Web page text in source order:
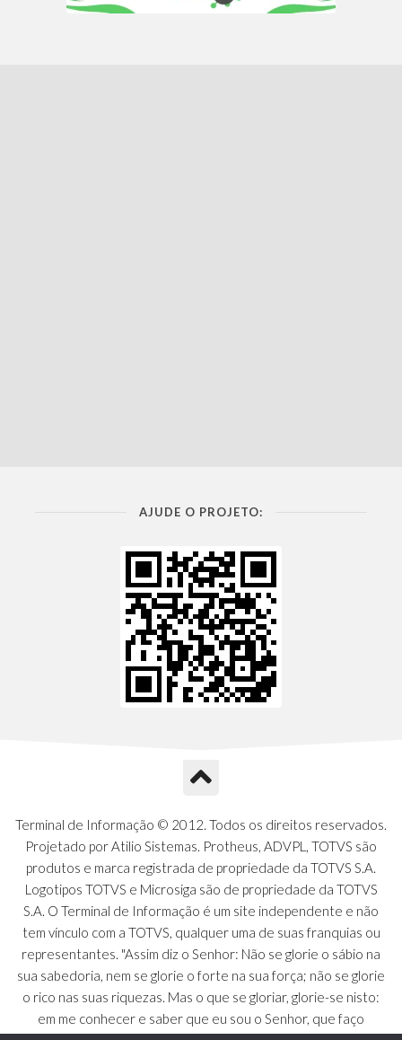
AJUDE O PROJETO:
Terminal de Informação © 2012. Todos os direitos reservados.
Projetado por Atilio Sistemas. Protheus, ADVPL, TOTVS são
produtos e marca registrada de propriedade da TOTVS S.A.
Logotipos TOTVS e Microsiga são de propriedade da TOTVS
S.A. O Terminal de Informação é um site independente e não
tem vínculo com a TOTVS, qualquer uma de suas franquias ou
representantes. "Assim diz o Senhor: Não se glorie o sábio na
sua sabedoria, nem se glorie o forte na sua força; não se glorie
o rico nas suas riquezas. Mas o que se gloriar, glorie-se nisto:
em me conhecer e saber que eu sou o Senhor, que faço